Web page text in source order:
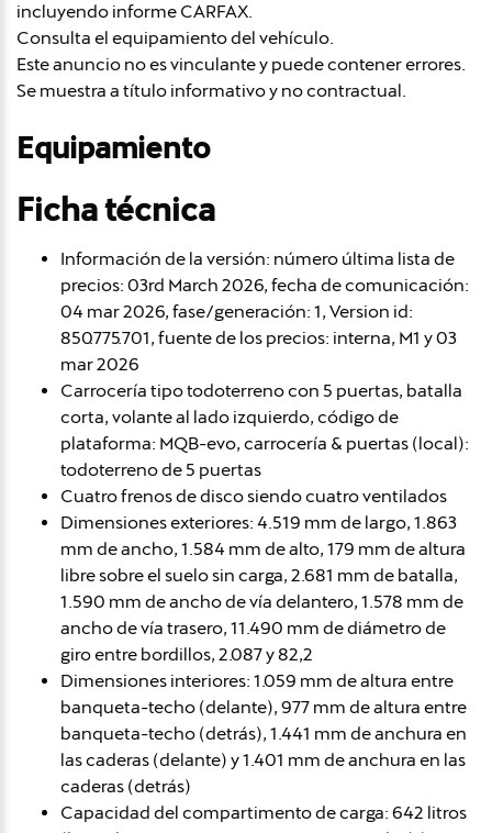
incluyendo informe CARFAX.
Consulta el equipamiento del vehículo.
Este anuncio no es vinculante y puede contener errores.
Se muestra a título informativo y no contractual.
Equipamiento
Ficha técnica
Información de la versión: número última lista de
precios: 03rd March 2026, fecha de comunicación:
04 mar 2026, fase/generación: 1, Version id:
850.775.701, fuente de los precios: interna, M1 y 03
mar 2026
Carrocería tipo todoterreno con 5 puertas, batalla
corta, volante al lado izquierdo, código de
plataforma: MQB-evo, carrocería & puertas (local):
todoterreno de 5 puertas
Cuatro frenos de disco siendo cuatro ventilados
Dimensiones exteriores: 4.519 mm de largo, 1.863
mm de ancho, 1.584 mm de alto, 179 mm de altura
libre sobre el suelo sin carga, 2.681 mm de batalla,
1.590 mm de ancho de vía delantero, 1.578 mm de
ancho de vía trasero, 11.490 mm de diámetro de
giro entre bordillos, 2.087 y 82,2
Dimensiones interiores: 1.059 mm de altura entre
banqueta-techo (delante), 977 mm de altura entre
banqueta-techo (detrás), 1.441 mm de anchura en
las caderas (delante) y 1.401 mm de anchura en las
caderas (detrás)
Capacidad del compartimento de carga: 642 litros